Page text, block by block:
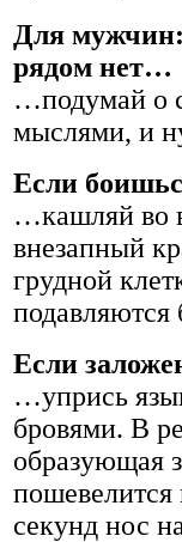
Для мужчин:
рядом нет…
…подумай о
мыслями, и
Если
…кашляй во
внезапный
грудной
подавляются
Если
…упрись
бровями. В
образующая
пошевелится
секунд нос